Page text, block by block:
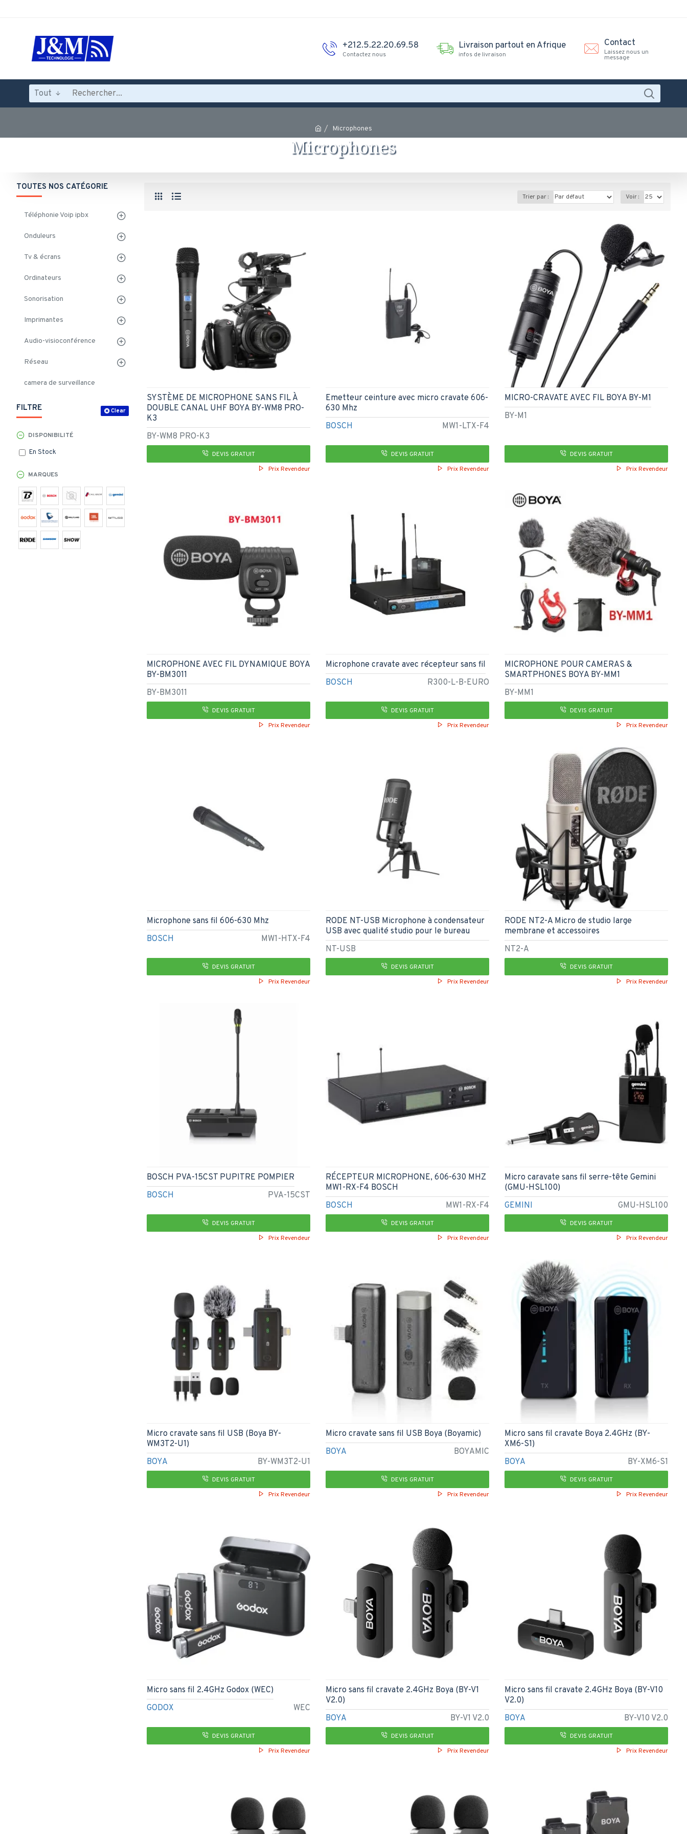
+212.5.22.20.69.58
Contactez nous
Livraison partout en Afrique
infos de livraison
Contact
Laissez nous un
message
Tout
Microphones
Microphones
TOUTES NOS CATÉGORIE
Téléphonie Voip ipbx
Onduleurs
Tv & écrans
Ordinateurs
Sonorisation
Imprimantes
Audio-visioconférence
Réseau
camera de surveillance
FILTRE Clear
MARQUES
DISPONIBILITÉ
En Stock
Trier par : Voir :
BY-WM8 PRO-K3
SYSTÈME DE MICROPHONE SANS FIL À
DOUBLE CANAL UHF BOYA BY-WM8 PRO-
K3
DEVIS GRATUIT
Prix Revendeur
BOSCH MW1-LTX-F4
Emetteur ceinture avec micro cravate 606-
630 Mhz
DEVIS GRATUIT
Prix Revendeur
BY-M1
MICRO-CRAVATE AVEC FIL BOYA BY-M1
DEVIS GRATUIT
Prix Revendeur
BY-BM3011
MICROPHONE AVEC FIL DYNAMIQUE BOYA
BY-BM3011
DEVIS GRATUIT
Prix Revendeur
BOSCH R300-L-B-EURO
Microphone cravate avec récepteur sans fil
DEVIS GRATUIT
Prix Revendeur
BY-MM1
MICROPHONE POUR CAMERAS &
SMARTPHONES BOYA BY-MM1
DEVIS GRATUIT
Prix Revendeur
BOSCH MW1-HTX-F4
Microphone sans fil 606-630 Mhz
DEVIS GRATUIT
Prix Revendeur
NT-USB
RODE NT-USB Microphone à condensateur
USB avec qualité studio pour le bureau
DEVIS GRATUIT
Prix Revendeur
NT2-A
RODE NT2-A Micro de studio large
membrane et accessoires
DEVIS GRATUIT
Prix Revendeur
BOSCH PVA-15CST
BOSCH PVA-15CST PUPITRE POMPIER
DEVIS GRATUIT
Prix Revendeur
BOSCH MW1-RX-F4
RÉCEPTEUR MICROPHONE, 606-630 MHZ
MW1-RX-F4 BOSCH
DEVIS GRATUIT
Prix Revendeur
GEMINI GMU-HSL100
Micro caravate sans fil serre-tête Gemini
(GMU-HSL100)
DEVIS GRATUIT
Prix Revendeur
BOYA BY-WM3T2-U1
Micro cravate sans fil USB (Boya BY-
WM3T2-U1)
DEVIS GRATUIT
Prix Revendeur
BOYA BOYAMIC
Micro cravate sans fil USB Boya (Boyamic)
DEVIS GRATUIT
Prix Revendeur
BOYA BY-XM6-S1
Micro sans fil cravate Boya 2.4GHz (BY-
XM6-S1)
DEVIS GRATUIT
Prix Revendeur
GODOX WEC
Micro sans fil 2.4GHz Godox (WEC)
DEVIS GRATUIT
Prix Revendeur
BOYA BY-V1 V2.0
Micro sans fil cravate 2.4GHz Boya (BY-V1
V2.0)
DEVIS GRATUIT
Prix Revendeur
BOYA BY-V10 V2.0
Micro sans fil cravate 2.4GHz Boya (BY-V10
V2.0)
DEVIS GRATUIT
Prix Revendeur